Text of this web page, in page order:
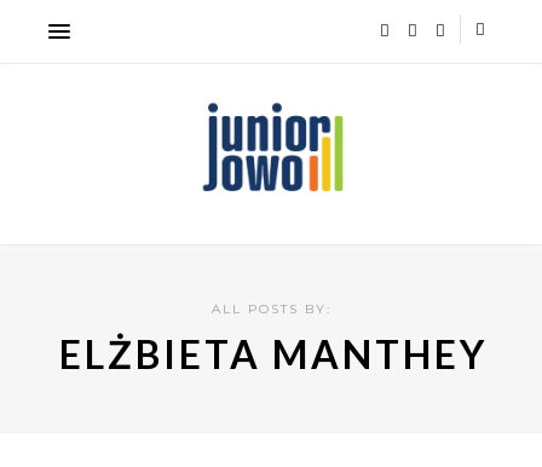
ALL POSTS BY:
ELŻBIETA MANTHEY